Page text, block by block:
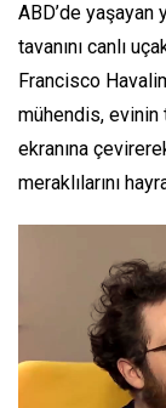
ABD’de yaşayan
tavanını canlı
Francisco
mühendis, evinin
ekranına
meraklılarını